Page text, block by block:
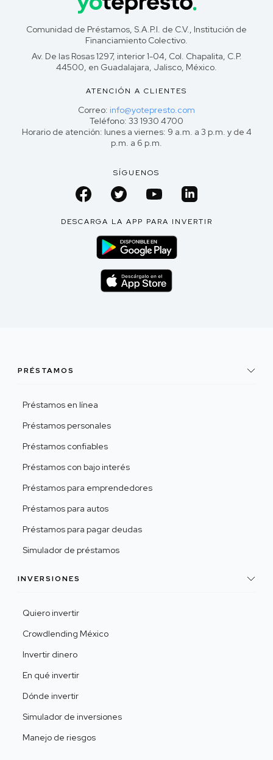
Comunidad de Préstamos, S.A.P.I. de C.V., Institución de
Financiamiento Colectivo.
Av. De las Rosas 1297, interior 1-04, Col. Chapalita, C.P.
44500, en Guadalajara, Jalisco, México.
ATENCIÓN A CLIENTES
Correo: info@yotepresto.com
Teléfono: 33 1930 4700
Horario de atención: lunes a viernes: 9 a.m. a 3 p.m. y de 4
p.m. a 6 p.m.
SÍGUENOS
DESCARGA LA APP PARA INVERTIR
PRÉSTAMOS
Préstamos en línea
Préstamos personales
Préstamos confiables
Préstamos con bajo interés
Préstamos para emprendedores
Préstamos para autos
Préstamos para pagar deudas
Simulador de préstamos
INVERSIONES
Quiero invertir
Crowdlending México
Invertir dinero
En qué invertir
Dónde invertir
Simulador de inversiones
Manejo de riesgos